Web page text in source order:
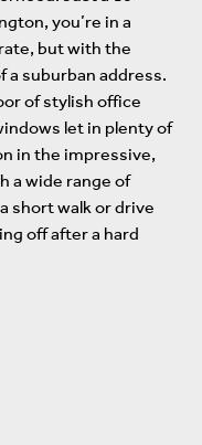
you’re in a
but with the
a suburban address.
of stylish office
let in plenty of
in the impressive,
a wide range of
short walk or drive
off after a hard